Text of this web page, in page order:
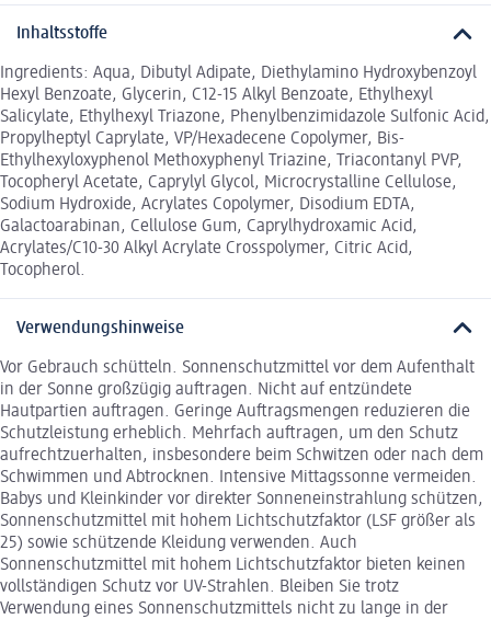
Inhaltsstoffe
Ingredients: Aqua, Dibutyl Adipate, Diethylamino Hydroxybenzoyl
Hexyl Benzoate, Glycerin, C12-15 Alkyl Benzoate, Ethylhexyl
Salicylate, Ethylhexyl Triazone, Phenylbenzimidazole Sulfonic Acid,
Propylheptyl Caprylate, VP/Hexadecene Copolymer, Bis-
Ethylhexyloxyphenol Methoxyphenyl Triazine, Triacontanyl PVP,
Tocopheryl Acetate, Caprylyl Glycol, Microcrystalline Cellulose,
Sodium Hydroxide, Acrylates Copolymer, Disodium EDTA,
Galactoarabinan, Cellulose Gum, Caprylhydroxamic Acid,
Acrylates/C10-30 Alkyl Acrylate Crosspolymer, Citric Acid,
Tocopherol.
Verwendungshinweise
Vor Gebrauch schütteln. Sonnenschutzmittel vor dem Aufenthalt
in der Sonne großzügig auftragen. Nicht auf entzündete
Hautpartien auftragen. Geringe Auftragsmengen reduzieren die
Schutzleistung erheblich. Mehrfach auftragen, um den Schutz
aufrechtzuerhalten, insbesondere beim Schwitzen oder nach dem
Schwimmen und Abtrocknen. Intensive Mittagssonne vermeiden.
Babys und Kleinkinder vor direkter Sonneneinstrahlung schützen,
Sonnenschutzmittel mit hohem Lichtschutzfaktor (LSF größer als
25) sowie schützende Kleidung verwenden. Auch
Sonnenschutzmittel mit hohem Lichtschutzfaktor bieten keinen
vollständigen Schutz vor UV-Strahlen. Bleiben Sie trotz
Verwendung eines Sonnenschutzmittels nicht zu lange in der